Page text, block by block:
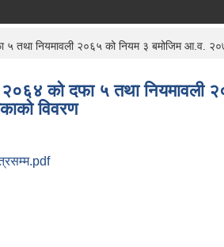
तथा नियमावली २०६५ को नियम ३ बमोजिम आ.व.
को दफा ५ तथा नियमावली
विवरण